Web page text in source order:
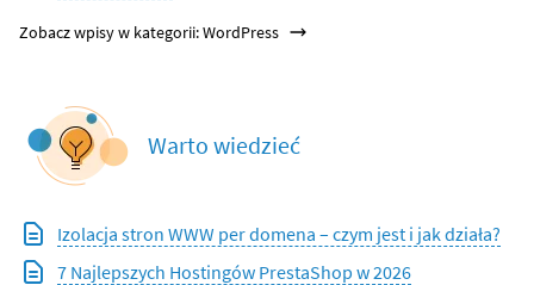
Zobacz wpisy w kategorii: WordPress
Warto wiedzieć
Izolacja stron WWW per domena – czym jest i jak działa?
7 Najlepszych Hostingów PrestaShop w 2026